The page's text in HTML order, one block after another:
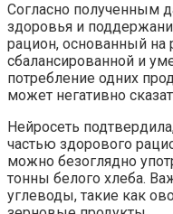
Согласно полученным
здоровья и
рацион, основанный на
сбалансированной и
потребление одних
может негативно
Нейросеть
частью здорового
можно безоглядно
тонны белого хлеба.
углеводы, такие как